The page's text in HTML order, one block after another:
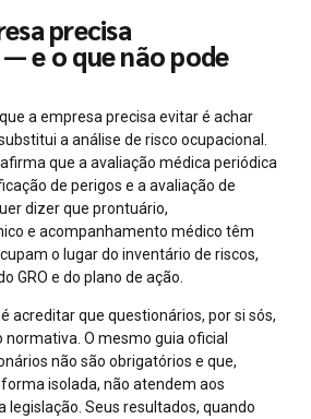
precisa
e o que não pode
a empresa precisa evitar é achar
a análise de risco ocupacional.
que a avaliação médica periódica
de perigos e a avaliação de
dizer que prontuário,
e acompanhamento médico têm
o lugar do inventário de riscos,
GRO e do plano de ação.
acreditar que questionários, por si sós,
O mesmo guia oficial
não são obrigatórios e que,
isolada, não atendem aos
legislação. Seus resultados, quando